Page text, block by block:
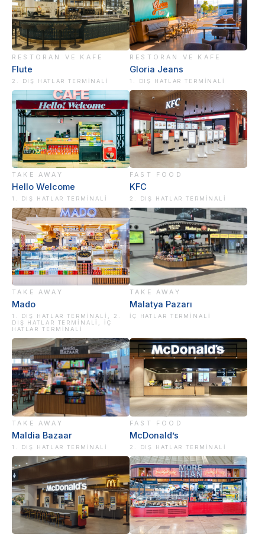
RESTORAN VE KAFE
Flute
2. DIŞ HATLAR TERMINALI
RESTORAN VE KAFE
Gloria Jeans
1. DIŞ HATLAR TERMINALI
TAKE AWAY
Hello Welcome
1. DIŞ HATLAR TERMINALI
FAST FOOD
KFC
2. DIŞ HATLAR TERMINALI
TAKE AWAY
Mado
1. DIŞ HATLAR TERMINALI, 2.
DIŞ HATLAR TERMINALI, İÇ
HATLAR TERMINALI
TAKE AWAY
Malatya Pazarı
İÇ HATLAR TERMINALI
TAKE AWAY
Maldia Bazaar
1. DIŞ HATLAR TERMINALI
FAST FOOD
McDonald’s
2. DIŞ HATLAR TERMINALI